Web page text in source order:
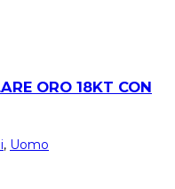
ORO 18KT CON
, Uomo